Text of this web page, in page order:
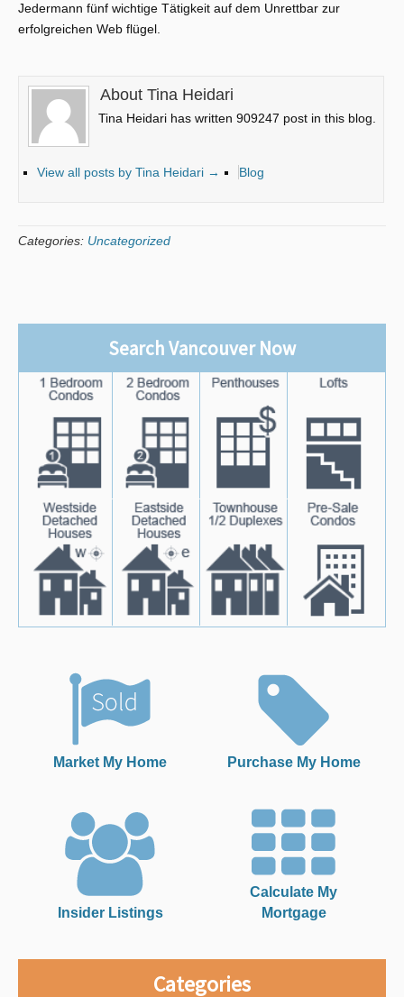
Jedermann fünf wichtige Tätigkeit auf dem Unrettbar zur
erfolgreichen Web flügel.
About Tina Heidari
Tina Heidari has written 909247 post in this blog.
View all posts by Tina Heidari → Blog
Categories: Uncategorized
Search Vancouver Now
Market My Home Purchase My Home
Insider Listings
Calculate My
Mortgage
Categories